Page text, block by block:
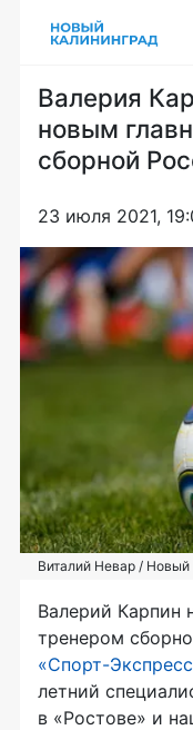
Валерия
новым
сборной
23 июля 2021,
Виталий Невар / Новый
Валерий Карпин
тренером
«Спорт-
летний
в «Ростове» и